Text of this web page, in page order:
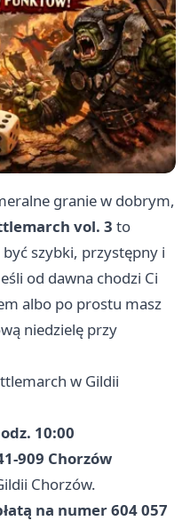
granie w dobrym,
vol. 3 to
szybki, przystępny i
od dawna chodzi Ci
albo po prostu masz
niedzielę przy
w Gildii
10:00
909 Chorzów
Chorzów.
na numer 604 057